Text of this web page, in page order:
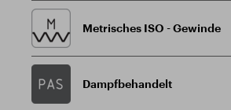
Metrisches ISO - Gewinde
Dampfbehandelt